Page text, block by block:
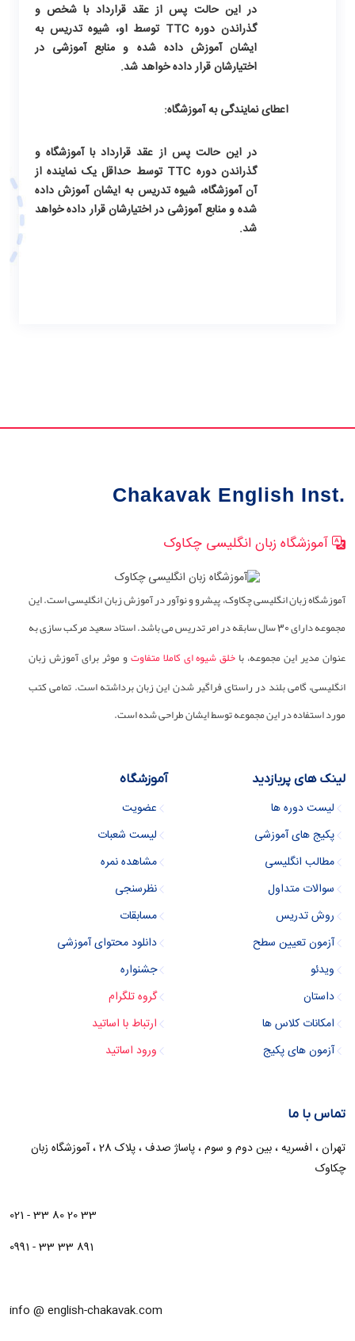
در این حالت پس از عقد قرارداد با شخص و
گذراندن دوره TTC توسط او، شیوه تدریس به
ایشان آموزش داده شده و منابع آموزشی در
اختیارشان قرار داده خواهد شد.
اعطای نمایندگی به آموزشگاه:
در این حالت پس از عقد قرارداد با آموزشگاه و
گذراندن دوره TTC توسط حداقل یک نماینده از
آن آموزشگاه، شیوه تدریس به ایشان آموزش داده
شده و منابع آموزشی در اختیارشان قرار داده خواهد
شد.
Chakavak English Inst.
آموزشگاه زبان انگلیسی چکاوک
آموزشگاه زبان انگلیسی چکاوک، پیشرو و نوآور در آموزش زبان انگلیسی است. این
مجموعه دارای 30 سال سابقه در امر تدریس می باشد. استاد سعید مرکب سازی به
عنوان مدیر این مجموعه، باخلق شیوه ای کاملا متفاوتو موثر برای آموزش زبان
انگلیسی، گامی بلند در راستای فراگیر شدن این زبان برداشته است. تمامی کتب
مورد استفاده در این مجموعه توسط ایشان طراحی شده است.
لینک های پربازدید
لیست دوره ها
پکیج های آموزشی
مطالب انگلیسی
سوالات متداول
روش تدریس
آزمون تعیین سطح
ویدئو
داستان
امکانات کلاس ها
آزمون های پکیج
آموزشگاه
عضویت
لیست شعبات
مشاهده نمره
نظرسنجی
مسابقات
دانلود محتوای آموزشی
جشنواره
گروه تلگرام
ارتباط با اساتید
ورود اساتید
تماس با ما
تهران ، افسریه ، بین دوم و سوم ، پاساژ صدف ، پلاک 28 ، آموزشگاه زبان
چکاوک
021 - 33 80 20 33
0991 - 33 33 891
info @ english-chakavak.com